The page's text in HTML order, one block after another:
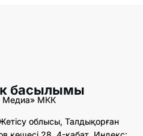
басылымы
Медиа» МКК
облысы, Талдықорған